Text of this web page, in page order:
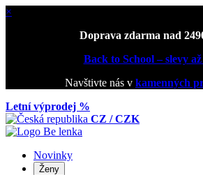
×
Doprava zdarma nad
Back to School – slevy
Navštivte nás v kamenných
Letní výprodej %
CZ / CZK
Novinky
Ženy